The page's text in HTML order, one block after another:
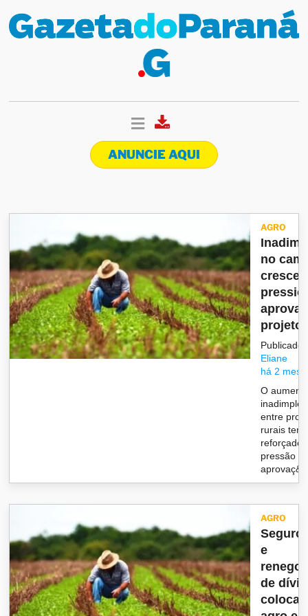
ANUNCIE AQUI
AGRO
no
cresce
projeto
Publicado
Eliane
há 2
O
entre
rurais tem
reforçado
pressão
AGRO
Seguro
e
de